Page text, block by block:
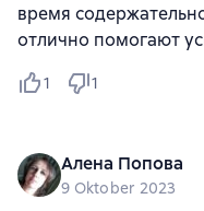
время
отлично помогают
1 1
Алена Попова
9 Oktober 2023